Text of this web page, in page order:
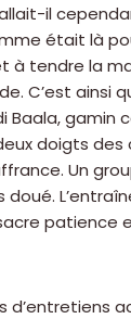
il
était là
à tendre la
C’est ainsi
Baala, gamin
doigts des
Un
patience
d’entretiens